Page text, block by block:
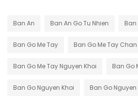
Ban An Ban An Go Tu Nhien Ban
Ban Go Me Tay Ban Go Me Tay
Ban Go Me Tay Nguyen Khoi Ban Go
Ban Go Nguyen Khoi Ban Go